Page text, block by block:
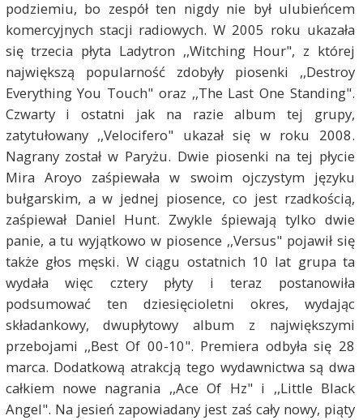
podziemiu, bo zespół ten nigdy nie był ulubieńcem
komercyjnych stacji radiowych. W 2005 roku ukazała
się trzecia płyta Ladytron ,,Witching Hour", z której
największą popularność zdobyły piosenki ,,Destroy
Everything You Touch" oraz ,,The Last One Standing".
Czwarty i ostatni jak na razie album tej grupy,
zatytułowany ,,Velocifero" ukazał się w roku 2008.
Nagrany został w Paryżu. Dwie piosenki na tej płycie
Mira Aroyo zaśpiewała w swoim ojczystym języku
bułgarskim, a w jednej piosence, co jest rzadkością,
zaśpiewał Daniel Hunt. Zwykle śpiewają tylko dwie
panie, a tu wyjątkowo w piosence ,,Versus" pojawił się
także głos męski. W ciągu ostatnich 10 lat grupa ta
wydała więc cztery płyty i teraz postanowiła
podsumować ten dziesięcioletni okres, wydając
składankowy, dwupłytowy album z największymi
przebojami ,,Best Of 00-10". Premiera odbyła się 28
marca. Dodatkową atrakcją tego wydawnictwa są dwa
całkiem nowe nagrania ,,Ace Of Hz" i ,,Little Black
Angel". Na jesień zapowiadany jest zaś cały nowy, piąty